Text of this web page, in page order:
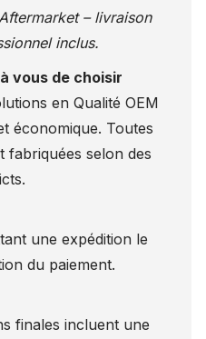
– livraison
inclus.
vous de choisir
en Qualité OEM
économique. Toutes
fabriquées selon des
une expédition le
du paiement.
finales incluent une